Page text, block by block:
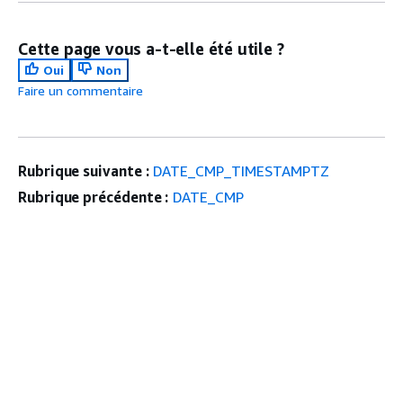
Cette page vous a-t-elle été utile ?
Oui
Non
Faire un commentaire
Rubrique suivante : DATE_CMP_TIMESTAMPTZ
Rubrique précédente : DATE_CMP